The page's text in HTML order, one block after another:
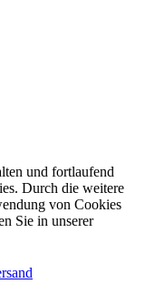
und fortlaufend
Durch die weitere
von Cookies
Sie in unserer